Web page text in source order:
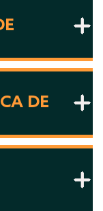
DE